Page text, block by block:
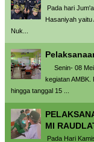
Pada hari
Hasaniyah yaitu
Nuk...
Senin- 08 Mei
kegiatan AMBK.
hingga tanggal 15 ...
MI
Pada Hari